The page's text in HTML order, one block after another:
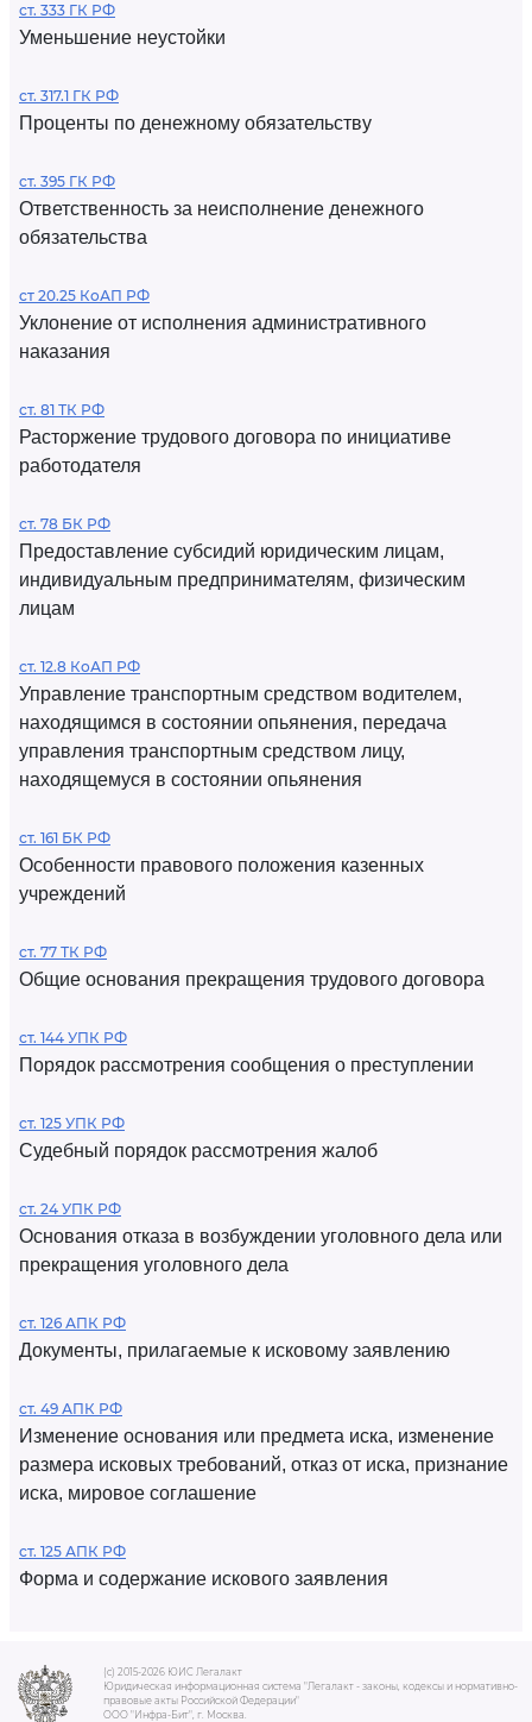
ст. 333 ГК РФ
Уменьшение неустойки
ст. 317.1 ГК РФ
Проценты по денежному обязательству
ст. 395 ГК РФ
Ответственность за неисполнение денежного
обязательства
ст 20.25 КоАП РФ
Уклонение от исполнения административного
наказания
ст. 81 ТК РФ
Расторжение трудового договора по инициативе
работодателя
ст. 78 БК РФ
Предоставление субсидий юридическим лицам,
индивидуальным предпринимателям, физическим
лицам
ст. 12.8 КоАП РФ
Управление транспортным средством водителем,
находящимся в состоянии опьянения, передача
управления транспортным средством лицу,
находящемуся в состоянии опьянения
ст. 161 БК РФ
Особенности правового положения казенных
учреждений
ст. 77 ТК РФ
Общие основания прекращения трудового договора
ст. 144 УПК РФ
Порядок рассмотрения сообщения о преступлении
ст. 125 УПК РФ
Судебный порядок рассмотрения жалоб
ст. 24 УПК РФ
Основания отказа в возбуждении уголовного дела или
прекращения уголовного дела
ст. 126 АПК РФ
Документы, прилагаемые к исковому заявлению
ст. 49 АПК РФ
Изменение основания или предмета иска, изменение
размера исковых требований, отказ от иска, признание
иска, мировое соглашение
ст. 125 АПК РФ
Форма и содержание искового заявления
(c) 2015-2026 ЮИС Легалакт
Юридическая информационная система "Легалакт - законы, кодексы и нормативно-
правовые акты Российской Федерации"
ООО "Инфра-Бит", г. Москва.